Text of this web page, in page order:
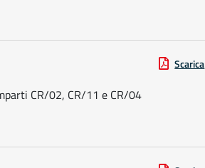
Scarica
CR/02, CR/11 e CR/04